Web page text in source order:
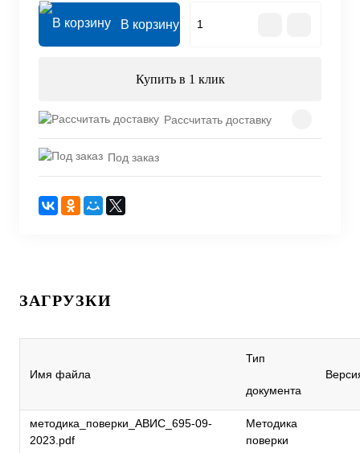
В корзину
Купить в 1 клик
Рассчитать доставку
Под заказ
ЗАГРУЗКИ
Имя файла
Тип
документа
методика_поверки_АВИС_695-09-
2023.pdf
Методика
поверки